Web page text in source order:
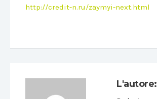
http://credit-n.ru/zaymyi-next.html
L'autore: